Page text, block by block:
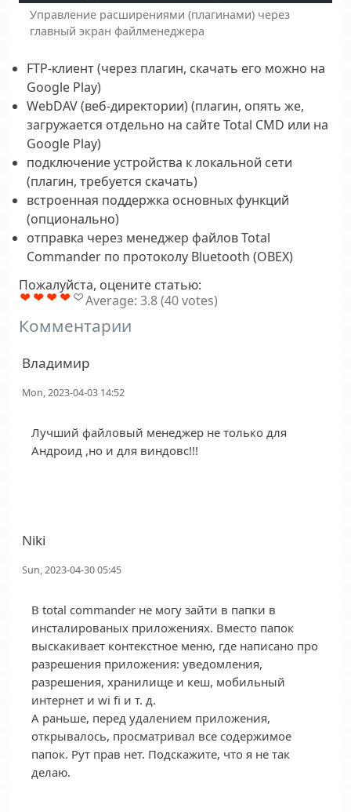
Управление расширениями (плагинами) через
главный экран файлменеджера
FTP-клиент (через плагин, скачать его можно на
Google Play)
WebDAV (вeб-директории) (плагин, опять же,
загружается отдельно на сайте Total CMD или на
Google Play)
подключение устройства к локальной сети
(плагин, требуется скачать)
встроенная поддержка основных функций
(опционально)
отправка через менеджер файлов Total
Commander по протоколу Bluetooth (OBEX)
Пожалуйста, оцените статью:
Average: 3.8(40votes)
Комментарии
Владимир
Mon, 2023-04-03 14:52
Лучший файловый менеджер не только для
Андроид ,но и для виндовс!!!
Niki
Sun, 2023-04-30 05:45
В total commander не могу зайти в папки в
инсталированых приложениях. Вместо папок
выскакивает контекстное меню, где написано про
разрешения приложения: уведомления,
разрешения, хранилище и кеш, мобильный
интернет и wi fi и т. д.
А раньше, перед удалением приложения,
открывалось, просматривал все содержимое
папок. Рут прав нет. Подскажите, что я не так
делаю.